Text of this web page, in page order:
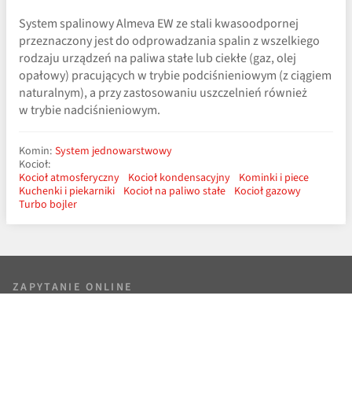
System spalinowy Almeva EW ze stali kwasoodpornej
przeznaczony jest do odprowadzania spalin z wszelkiego
rodzaju urządzeń na paliwa stałe lub ciekłe (gaz, olej
opałowy) pracujących w trybie podciśnieniowym (z ciągiem
naturalnym), a przy zastosowaniu uszczelnień również
w trybie nadciśnieniowym.
Komin: System jednowarstwowy
Kocioł:
Kocioł atmosferyczny Kocioł kondensacyjny Kominki i piece
Kuchenki i piekarniki Kocioł na paliwo stałe Kocioł gazowy
Turbo bojler
ZAPYTANIE ONLINE